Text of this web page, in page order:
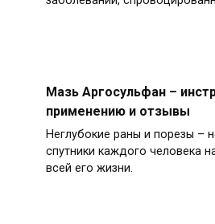
Мазь Аргосульфан –
применению и отзывы
Неглубокие раны и порезы –
спутники каждого человека
всей его жизни.